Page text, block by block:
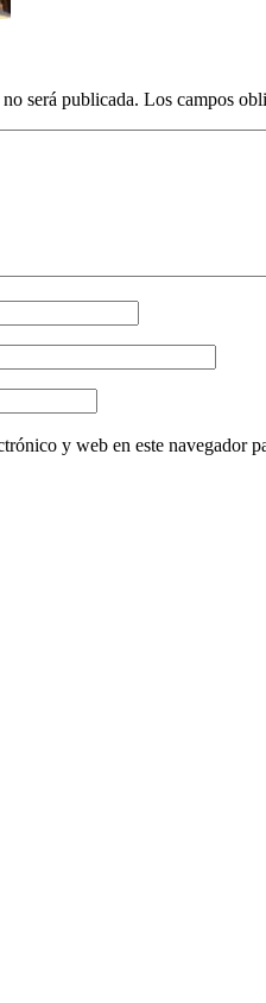
será publicada. Los campos
y web en este navegador